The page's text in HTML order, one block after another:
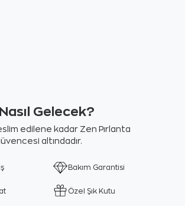
Gelecek?
edilene kadar Zen Pırlanta
altındadır.
Bakım Garantisi
Özel Şık Kutu